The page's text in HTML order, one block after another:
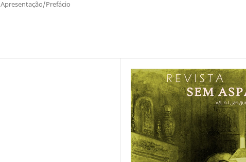
Apresentação/Prefácio